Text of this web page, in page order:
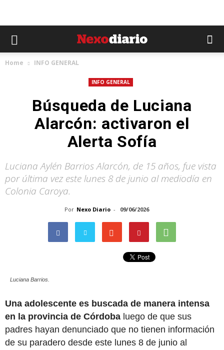
Home INFO GENERAL
INFO GENERAL
Búsqueda de Luciana
Alarcón: activaron el
Alerta Sofía
Luciana Aylén Barrios Alarcón, de 15 años, fue vista
por última vez este lunes 8 de junio al mediodía en
Colonia Caroya.
Por Nexo Diario - 09/06/2026
Luciana Barrios.
Una adolescente es buscada de manera intensa
en la provincia de Córdoba luego de que sus
padres hayan denunciado que no tienen información
de su paradero desde este lunes 8 de junio al